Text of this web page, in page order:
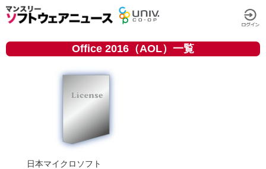
Office 2016（AOL）一覧
日本マイクロソフト